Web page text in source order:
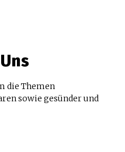
die Themen
sowie gesünder und